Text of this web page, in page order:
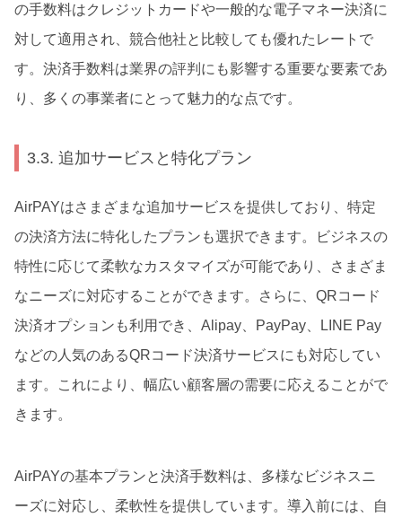
の手数料はクレジットカードや一般的な電子マネー決済に
対して適用され、競合他社と比較しても優れたレートで
す。決済手数料は業界の評判にも影響する重要な要素であ
り、多くの事業者にとって魅力的な点です。
3.3. 追加サービスと特化プラン
AirPAYはさまざまな追加サービスを提供しており、特定
の決済方法に特化したプランも選択できます。ビジネスの
特性に応じて柔軟なカスタマイズが可能であり、さまざま
なニーズに対応することができます。さらに、QRコード
決済オプションも利用でき、Alipay、PayPay、LINE Pay
などの人気のあるQRコード決済サービスにも対応してい
ます。これにより、幅広い顧客層の需要に応えることがで
きます。
AirPAYの基本プランと決済手数料は、多様なビジネスニ
ーズに対応し、柔軟性を提供しています。導入前には、自